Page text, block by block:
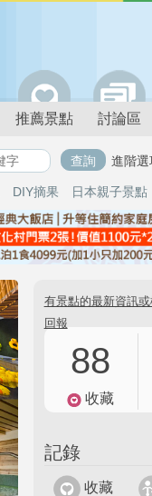
推薦景點 討論區
進階選
DIY摘果 日本親子景點
有景點的最新資訊
回報
88
收藏
記錄
收藏